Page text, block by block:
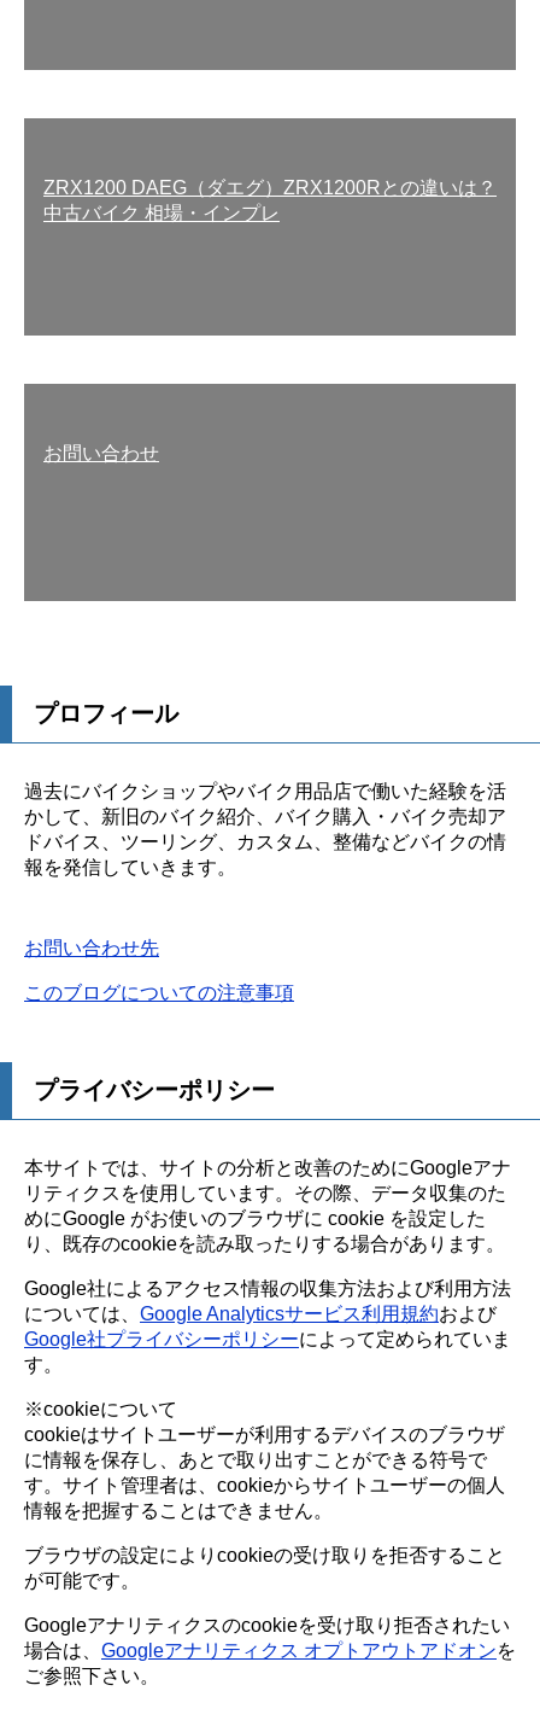
ZRX1200 DAEG（ダエグ）ZRX1200Rとの違いは？
中古バイク 相場・インプレ
お問い合わせ
プロフィール
過去にバイクショップやバイク用品店で働いた経験を活
かして、新旧のバイク紹介、バイク購入・バイク売却ア
ドバイス、ツーリング、カスタム、整備などバイクの情
報を発信していきます。
お問い合わせ先
このブログについての注意事項
プライバシーポリシー
本サイトでは、サイトの分析と改善のためにGoogleアナ
リティクスを使用しています。その際、データ収集のた
めにGoogle がお使いのブラウザに cookie を設定した
り、既存のcookieを読み取ったりする場合があります。
Google社によるアクセス情報の収集方法および利用方法
については、 Google Analyticsサービス利用規約および
Google社プライバシーポリシーによって定められていま
す。
※cookieについて
cookieはサイトユーザーが利用するデバイスのブラウザ
に情報を保存し、あとで取り出すことができる符号で
す。サイト管理者は、cookieからサイトユーザーの個人
情報を把握することはできません。
ブラウザの設定によりcookieの受け取りを拒否すること
が可能です。
Googleアナリティクスのcookieを受け取り拒否されたい
場合は、 Googleアナリティクス オプトアウトアドオンを
ご参照下さい。